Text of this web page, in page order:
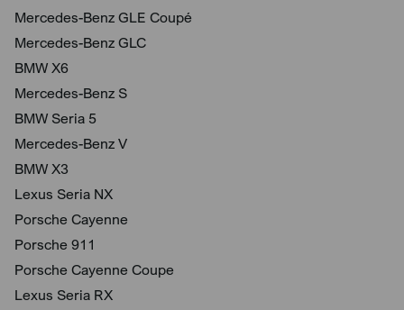
Mercedes-Benz GLE Coupé
Mercedes-Benz GLC
BMW X6
Mercedes-Benz S
BMW Seria 5
Mercedes-Benz V
BMW X3
Lexus Seria NX
Porsche Cayenne
Porsche 911
Porsche Cayenne Coupe
Lexus Seria RX